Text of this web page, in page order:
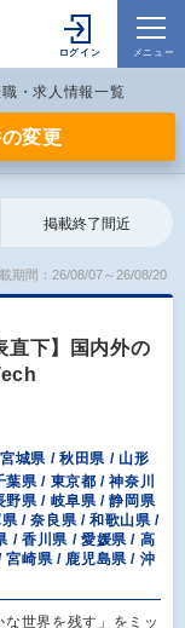
・求人情報一覧
変更
掲載終了間近
期間：26/08/07～26/08/20
直下】国内外の
城県 / 秋田県 / 山形
県 / 東京都 / 神奈川
野県 / 岐阜県 / 静岡県
/ 奈良県 / 和歌山県 /
/ 香川県 / 愛媛県 / 高
宮崎県 / 鹿児島県 / 沖
世界を残す」をミッ